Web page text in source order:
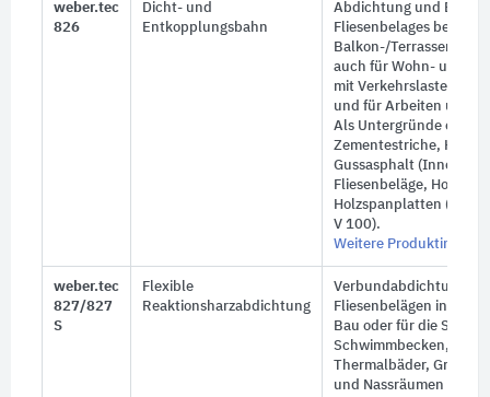
weber.tec
826
Dicht- und
Entkopplungsbahn
Abdichtung und
Fliesenbelages bei der
Balkon-/
auch für Wohn- und
mit Verkehrslasten
und für Arbeiten unter
Als Untergründe
Zementestriche,
Gussasphalt
Fliesenbeläge,
Holzspanplatten
V 100).
Weitere
weber.tec
827/827
S
Flexible
Reaktionsharzabdichtung
Verbundabdichtung
Fliesenbelägen
Bau oder für die
Schwimmbecken, Sole-
Thermalbäder,
und Nassräumen sowie